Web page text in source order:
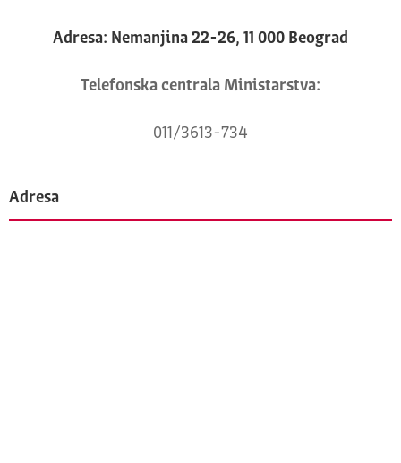
Adresa: Nemanjina 22-26, 11 000 Beograd
Telefonska centrala Ministarstva:
011/3613-734
Adresa